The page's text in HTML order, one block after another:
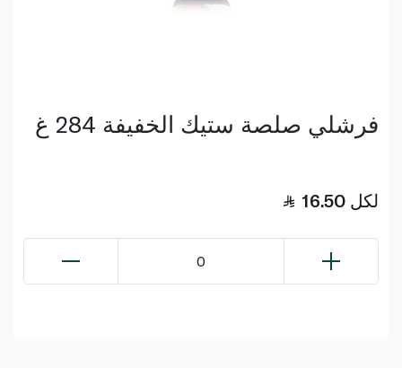
فرشلي صلصة ستيك الخفيفة 284 غ
16.50 لكل
0